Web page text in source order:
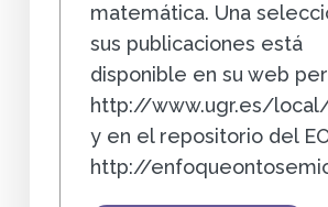
matemática. Una
sus publicaciones está
disponible en su web
http://www.ugr.es/
y en el repositorio del
http://